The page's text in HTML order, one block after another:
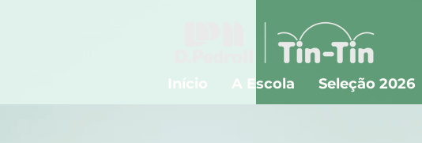
Início A Escola Seleção 2026